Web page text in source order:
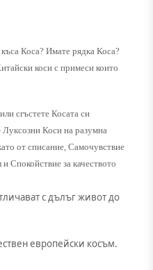
Коса? Имате рядка Коса?
коси с примеси които
сгъстете Косата си
Луксозни Коси на разумна
от списание, Самочувствие
Спокойствие за качеството
с дълъг живот до
европейски косъм.